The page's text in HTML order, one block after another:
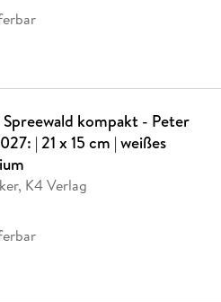
kompakt - Peter
| 21 x 15 cm | weißes
K4 Verlag